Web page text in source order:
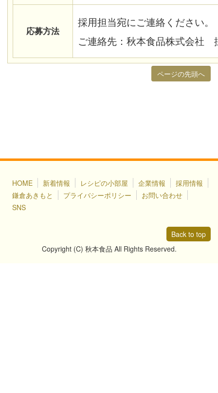
応募方法
採用担当宛にご連絡ください。
ご連絡先：秋本食品株式会社
ページの先頭へ
HOME 新着情報 レシピの小部屋 企業情報
採用情報
鎌倉あきもと
プライバシーポリシー
お問い合わせ
SNS
Back to top
Copyright (C) 秋本食品 All Rights Reserved.